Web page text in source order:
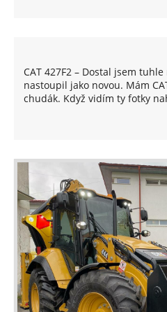
CAT 427F2 – Dostal jsem
nastoupil jako novou. Mám
chudák. Když vidím ty fotky